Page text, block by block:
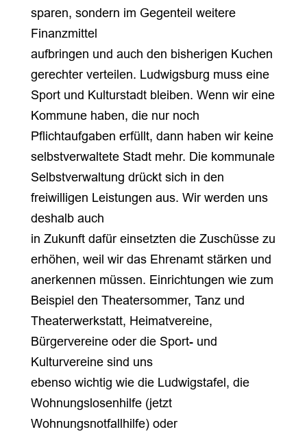
sparen, sondern im Gegenteil weitere
Finanzmittel
aufbringen und auch den bisherigen Kuchen
gerechter verteilen. Ludwigsburg muss eine
Sport und Kulturstadt bleiben. Wenn wir eine
Kommune haben, die nur noch
Pflichtaufgaben erfüllt, dann haben wir keine
selbstverwaltete Stadt mehr. Die kommunale
Selbstverwaltung drückt sich in den
freiwilligen Leistungen aus. Wir werden uns
deshalb auch
in Zukunft dafür einsetzten die Zuschüsse zu
erhöhen, weil wir das Ehrenamt stärken und
anerkennen müssen. Einrichtungen wie zum
Beispiel den Theatersommer, Tanz und
Theaterwerkstatt, Heimatvereine,
Bürgervereine oder die Sport- und
Kulturvereine sind uns
ebenso wichtig wie die Ludwigstafel, die
Wohnungslosenhilfe (jetzt
Wohnungsnotfallhilfe) oder